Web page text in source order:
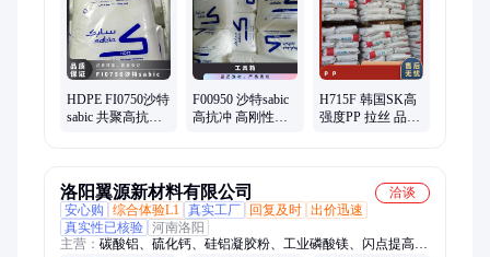
HDPE FI0750沙特
sabic 共聚高抗冲
F00950 沙特sabic
高抗冲 高刚性
H715F 韩国SK高
强度PP 拉丝 品牌
洛阳翼源新材料有限公司
洽谈
安心购
综合体验L1 真实工厂 回复及时 出价迅速
真实性已核验 河南洛阳
主营： 碳酸铝、硫化钙、硅铝凝胶粉、工业磷酸镁、闪点提高